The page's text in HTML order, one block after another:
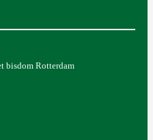
bisdom Rotterdam